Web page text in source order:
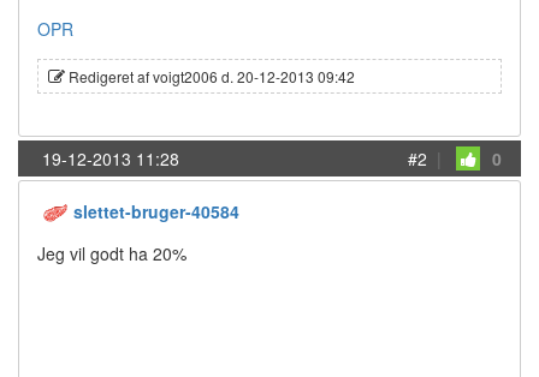
OPR
Redigeret af voigt2006 d. 20-12-2013 09:42
19-12-2013 11:28 #2 | 0
slettet-bruger-40584
Jeg vil godt ha 20%